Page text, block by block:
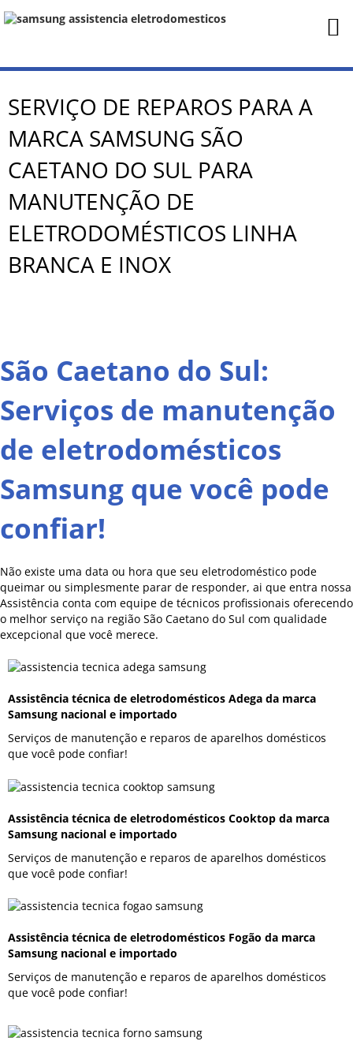
SERVIÇO DE REPAROS PARA A
MARCA SAMSUNG SÃO
CAETANO DO SUL PARA
MANUTENÇÃO DE
ELETRODOMÉSTICOS LINHA
BRANCA E INOX
São Caetano do Sul:
Serviços de manutenção
de eletrodomésticos
Samsung que você pode
confiar!
Não existe uma data ou hora que seu eletrodoméstico pode
queimar ou simplesmente parar de responder, ai que entra nossa
Assistência conta com equipe de técnicos profissionais oferecendo
o melhor serviço na região São Caetano do Sul com qualidade
excepcional que você merece.
Assistência técnica de eletrodomésticos Adega da marca
Samsung nacional e importado
Serviços de manutenção e reparos de aparelhos domésticos
que você pode confiar!
Assistência técnica de eletrodomésticos Cooktop da marca
Samsung nacional e importado
Serviços de manutenção e reparos de aparelhos domésticos
que você pode confiar!
Assistência técnica de eletrodomésticos Fogão da marca
Samsung nacional e importado
Serviços de manutenção e reparos de aparelhos domésticos
que você pode confiar!